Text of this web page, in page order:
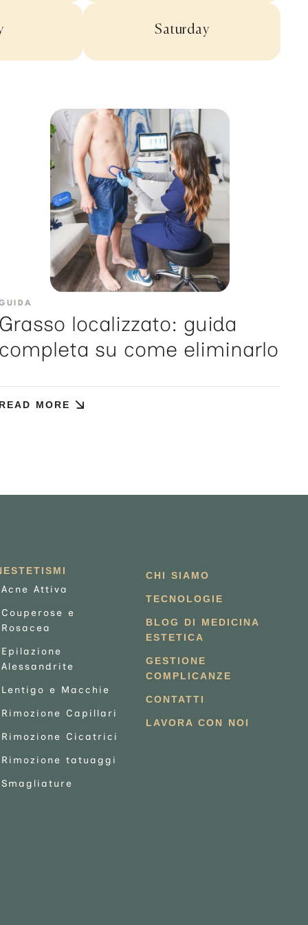
Saturday
Grasso localizzato: guida
completa su come eliminarlo
READ MORE
Acne Attiva
Couperose e
Rosacea
Epilazione
Alessandrite
Lentigo e Macchie
Rimozione Capillari
Rimozione Cicatrici
Rimozione tatuaggi
Smagliature
CHI SIAMO
TECNOLOGIE
BLOG DI MEDICINA
ESTETICA
GESTIONE
COMPLICANZE
CONTATTI
LAVORA CON NOI